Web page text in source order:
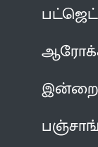
பட்ஜெட்